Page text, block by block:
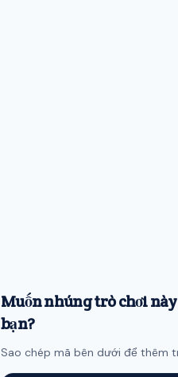
Muốn nhúng trò chơi này
bạn?
Sao chép mã bên dưới để thêm